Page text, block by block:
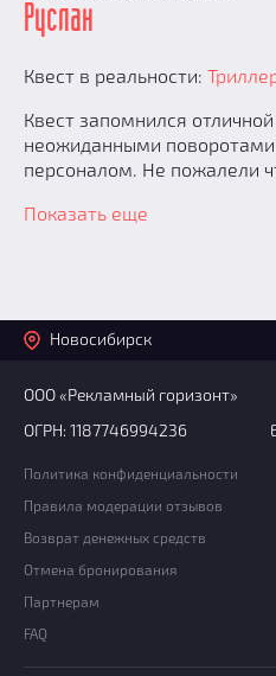
Руслан
Квест в реальности:
Квест запомнился
неожиданными
персоналом. Не пожалели
Показать еще
Новосибирск
ООО «Рекламный горизонт»
ОГРН: 1187746994236
Политика конфиденциальности
Правила модерации отзывов
Возврат денежных средств
Отмена бронирования
Партнерам
FAQ